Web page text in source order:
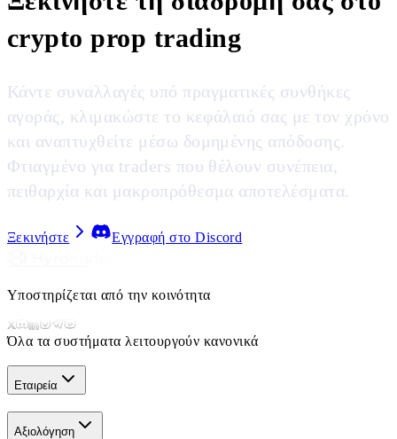
crypto prop trading
Κάντε συναλλαγές υπό πραγματικές συνθήκες
αγοράς, κλιμακώστε το κεφάλαιό σας με τον χρόνο
και αναπτυχθείτε μέσω δομημένης απόδοσης.
Φτιαγμένο για traders που θέλουν συνέπεια,
πειθαρχία και μακροπρόθεσμα αποτελέσματα.
Ξεκινήστε Εγγραφή στο Discord
Υποστηρίζεται από την κοινότητα
Όλα τα συστήματα λειτουργούν κανονικά
Εταιρεία
Αξιολόγηση